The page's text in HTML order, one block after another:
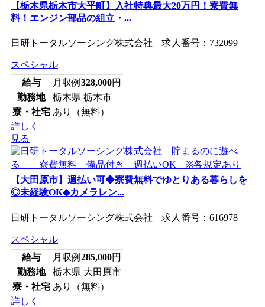
【栃木県栃木市大平町】入社特典最大20万円！寮費無
料！エンジン部品の組立・...
日研トータルソーシング株式会社 求人番号：732099
スペシャル
給与
月収例 328,000円
勤務地
栃木県 栃木市
寮・社宅 あり（無料）
詳しく
見る
【大田原市】週払い可◆寮費無料でゆとりある暮らしを
◎未経験OK◆カメラレン...
日研トータルソーシング株式会社 求人番号：616978
スペシャル
給与
月収例 285,000円
勤務地
栃木県 大田原市
寮・社宅 あり（無料）
詳しく